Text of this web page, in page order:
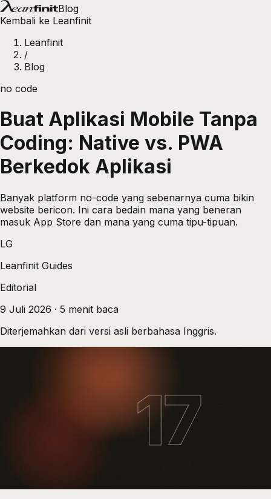
Blog
Kembali ke Leanfinit
Leanfinit
/
Blog
no code
Buat Aplikasi Mobile Tanpa
Coding: Native vs. PWA
Berkedok Aplikasi
Banyak platform no-code yang sebenarnya cuma bikin
website bericon. Ini cara bedain mana yang beneran
masuk App Store dan mana yang cuma tipu-tipuan.
LG
Leanfinit Guides
Editorial
9 Juli 2026 · 5 menit baca
Diterjemahkan dari versi asli berbahasa Inggris.
17